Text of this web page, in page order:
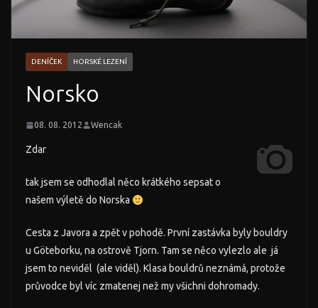
DENÍČEK HORSKÉ LEZENÍ
Norsko
08. 08. 2012 Wencak
Zdar
tak jsem se odhodlal něco krátkého sepsat o
našem výletě do Norska
Cesta z Javora a zpět v pohodě. První zastávka byly bouldry
u Göteborku, na ostrově Tjorn. Tam se něco vylezlo ale já
jsem to neviděl (ale viděl). Klasa bouldrů neznámá, protože
průvodce byl víc zmatenej než my všichni dohromady.